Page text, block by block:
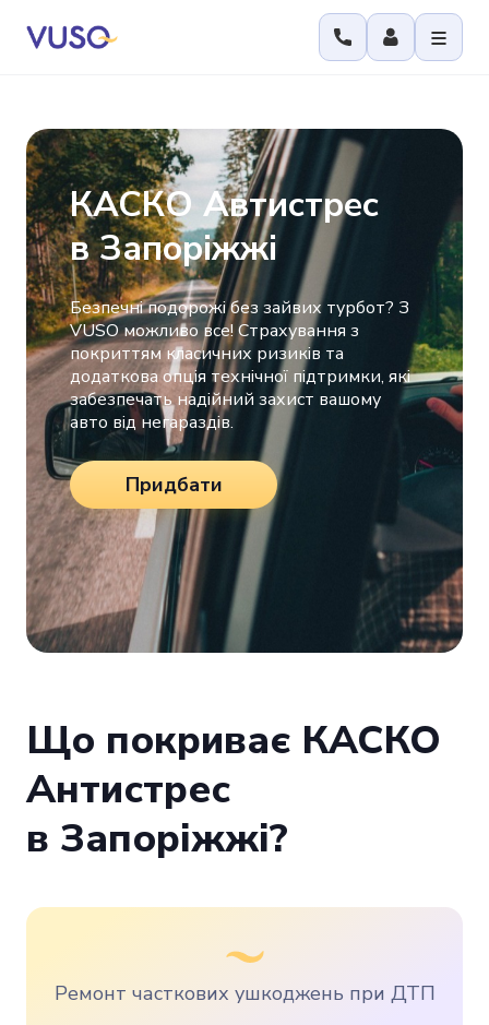
КАСКО Автистрес
в Запоріжжі
Безпечні подорожі без зайвих турбот? З
VUSO можливо все! Страхування з
покриттям класичних ризиків та
додаткова опція технічної підтримки, які
забезпечать надійний захист вашому
авто від негараздів.
Придбати
Що покриває КАСКО
Антистрес
в Запоріжжі?
Ремонт часткових ушкоджень при ДТП